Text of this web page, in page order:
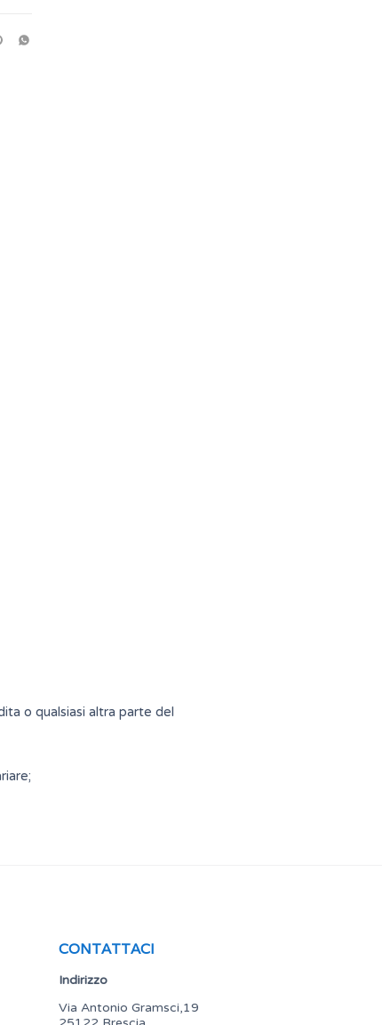
o qualsiasi altra parte del
CONTATTACI
Indirizzo
Via Antonio Gramsci,19